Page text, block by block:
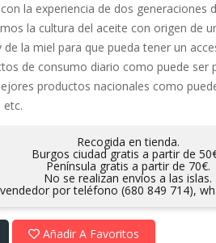
la experiencia de dos generaciones
la cultura del aceite con origen de
la miel para que pueda tener un
de consumo diario como puede
productos nacionales como
etc.
Recogida en tienda.
Burgos ciudad gratis a partir de
Península gratis a partir de 70€.
No se realizan envíos a las islas.
por teléfono (680 849 714),
Añadir A Favoritos